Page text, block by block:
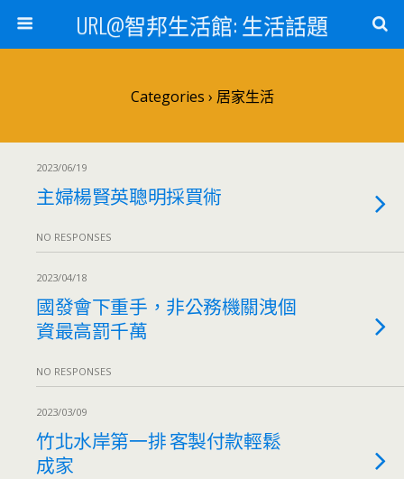
URL@智邦生活館: 生活話題
Categories › 居家生活
2023/06/19
主婦楊賢英聰明採買術
NO RESPONSES
2023/04/18
國發會下重手，非公務機關洩個
資最高罰千萬
NO RESPONSES
2023/03/09
竹北水岸第一排 客製付款輕鬆
成家